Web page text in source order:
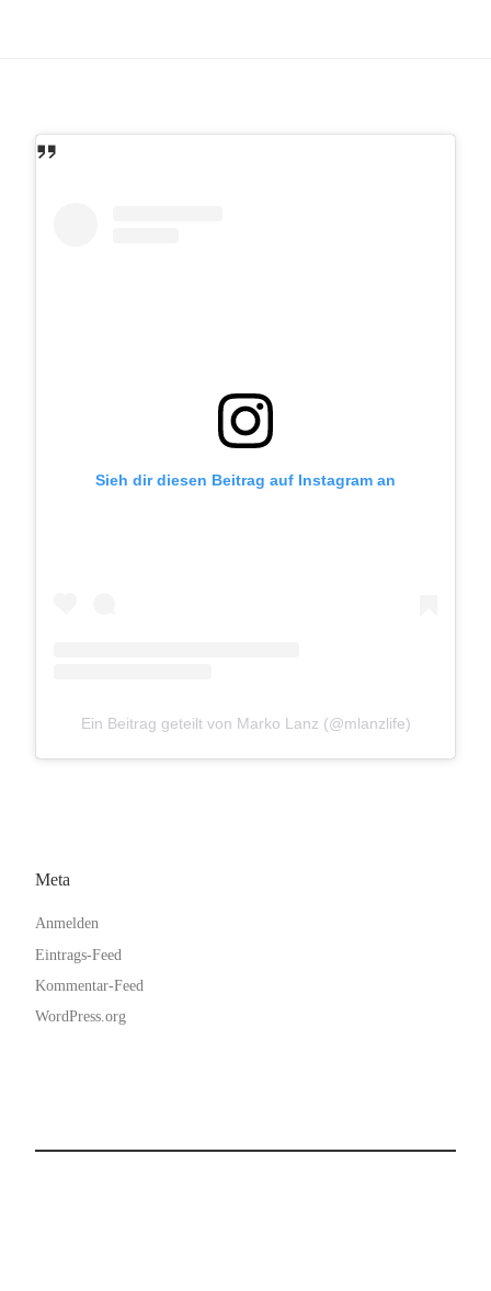
Sieh dir diesen Beitrag auf Instagram an
Ein Beitrag geteilt von Marko Lanz (@mlanzlife)
Meta
Anmelden
Eintrags-Feed
Kommentar-Feed
WordPress.org